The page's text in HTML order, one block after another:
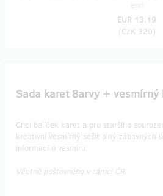
EUR 13.19
(CZK 320)
​Sada karet 8arvy +
Chci balíček karet a pro staršího
kreativní vesmírný sešit plný zábavných
informací o vesmíru.
Včetně poštovného v rámci ČR.